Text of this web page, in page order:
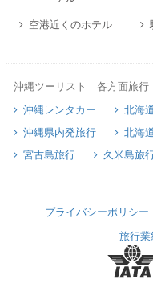
空港近くのホテル
沖縄ツーリスト 各方面旅行
沖縄レンタカー
北海
沖縄県内発旅行
北海
宮古島旅行
久米島旅
プライバシーポリシー
旅行業